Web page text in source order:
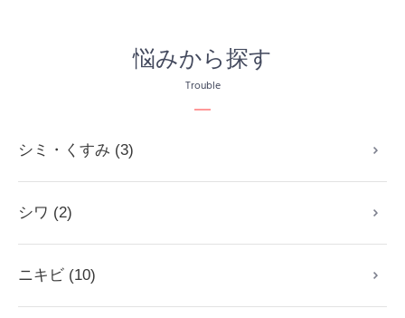
悩みから探す
Trouble
シミ・くすみ (3)
シワ (2)
ニキビ (10)